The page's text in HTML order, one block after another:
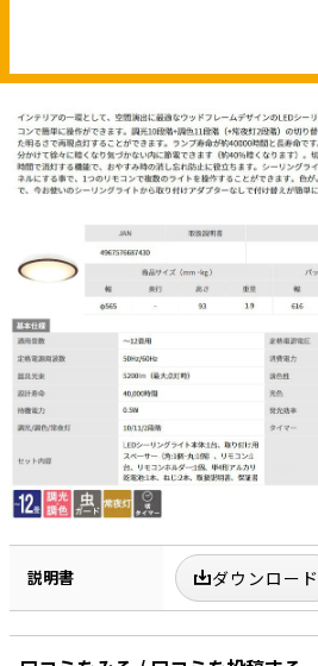
説明書 ダウンロード